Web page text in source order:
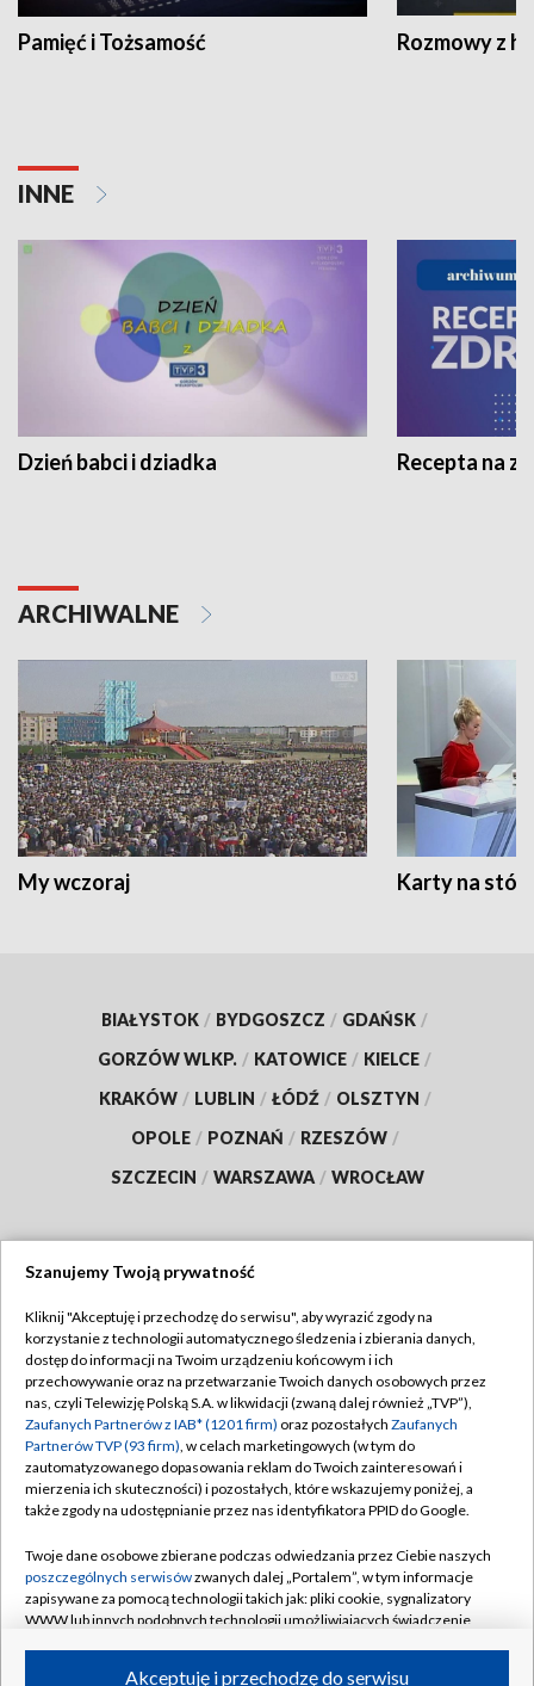
Pamięć i Tożsamość Rozmowy z
INNE
Dzień babci i dziadka Recepta na
ARCHIWALNE
My wczoraj Karty na
BIAŁYSTOK / BYDGOSZCZ / GDAŃSK /
GORZÓW WLKP. / KATOWICE / KIELCE /
KRAKÓW / LUBLIN / ŁÓDŹ / OLSZTYN /
OPOLE / POZNAŃ / RZESZÓW /
SZCZECIN / WARSZAWA / WROCŁAW
TVP
Abonament TVP
Emisja w TVP
Centrum informacji TVP
Naziemna Telewizja Cyfrowa
Rada Programowa
System NOS
Informacje o nadawcy
Regulamin TVP
Polityka prywatności
Moje zgody
Pomoc
Kontakt
Kanały
Szanujemy Twoją prywatność
Kliknij "Akceptuję i przechodzę do serwisu", aby wyrazić zgody na
korzystanie z technologii automatycznego śledzenia i zbierania danych,
dostęp do informacji na Twoim urządzeniu końcowym i ich
przechowywanie oraz na przetwarzanie Twoich danych osobowych przez
nas, czyli Telewizję Polską S.A. w likwidacji (zwaną dalej również „TVP”),
Zaufanych Partnerów z IAB* (1201 firm) oraz pozostałych Zaufanych
Partnerów TVP (93 firm), w celach marketingowych (w tym do
zautomatyzowanego dopasowania reklam do Twoich zainteresowań i
mierzenia ich skuteczności) i pozostałych, które wskazujemy poniżej, a
także zgody na udostępnianie przez nas identyfikatora PPID do Google.
Twoje dane osobowe zbierane podczas odwiedzania przez Ciebie naszych
poszczególnych serwisówzwanych dalej „Portalem”, w tym informacje
zapisywane za pomocą technologii takich jak: pliki cookie, sygnalizatory
WWW lub innych podobnych technologii umożliwiających świadczenie
Akceptuję i przechodzę do serwisu